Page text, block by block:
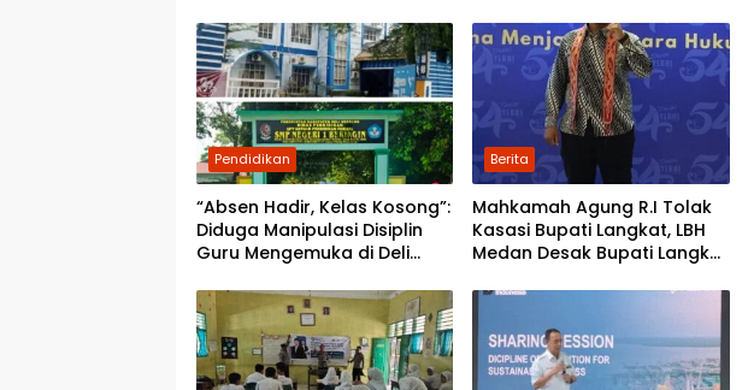
Pesantren dan Guru Ngaji
Bumi Serampang XII
Pendidikan
“Absen Hadir, Kelas Kosong”:
Diduga Manipulasi Disiplin
Guru Mengemuka di Deli
Berita
Mahkamah Agung R.I Tolak
Kasasi Bupati Langkat, LBH
Medan Desak Bupati Langkat
Kelulusan Seleksi PPPK
Langkat Khusus Guru Dan
Tenaga Pendidik Tahun 2023